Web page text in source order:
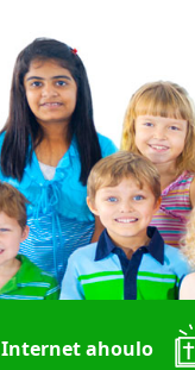
Internet ahoulo